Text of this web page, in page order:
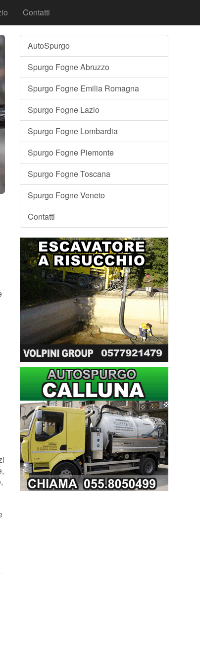
Contatti
AutoSpurgo
Spurgo Fogne Abruzzo
Spurgo Fogne Emilia Romagna
Spurgo Fogne Lazio
Spurgo Fogne Lombardia
Spurgo Fogne Piemonte
Spurgo Fogne Toscana
Spurgo Fogne Veneto
Contatti